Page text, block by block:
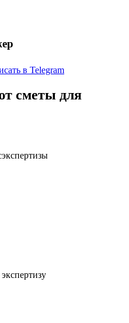
в Telegram
сметы для